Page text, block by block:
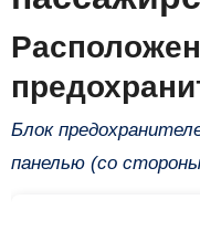
Блок
панелью (со